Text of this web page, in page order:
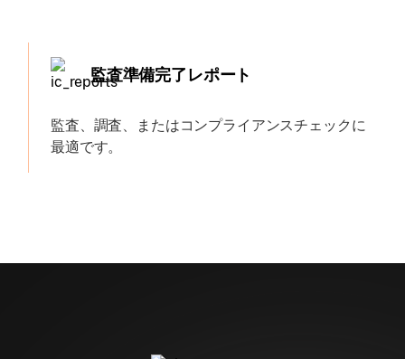
監査準備完了レポート
監査、調査、またはコンプライアンスチェックに
最適です。